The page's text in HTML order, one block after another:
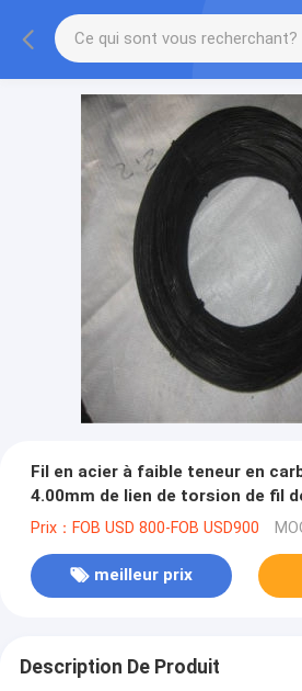
Fil en acier à faible teneur en
4.00mm de lien de torsion de fil
Prix：FOB USD 800-FOB USD900
meilleur prix
Description De Produit